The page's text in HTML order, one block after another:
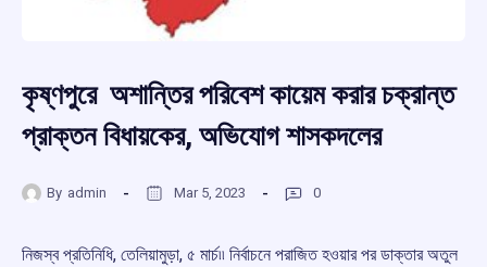
কৃষ্ণপুরে অশান্তির পরিবেশ কায়েম করার চক্রান্ত
প্রাক্তন বিধায়কের, অভিযোগ শাসকদলের
By admin Mar 5, 2023 0
নিজস্ব প্রতিনিধি, তেলিয়ামুড়া, ৫ মার্চ৷৷ নির্বাচনে পরাজিত হওয়ার পর ডাক্তার অতুল